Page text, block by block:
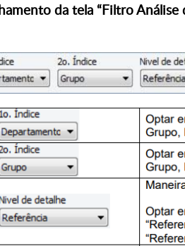
da tela “Filtro Análise